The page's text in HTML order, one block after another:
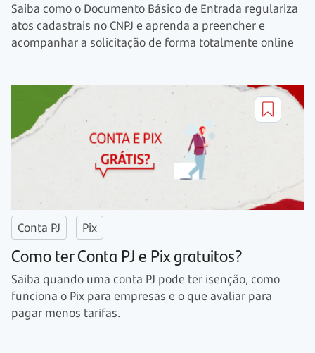
Saiba como o Documento Básico de Entrada regulariza
atos cadastrais no CNPJ e aprenda a preencher e
acompanhar a solicitação de forma totalmente online
Conta PJ Pix
Como ter Conta PJ e Pix gratuitos?
Saiba quando uma conta PJ pode ter isenção, como
funciona o Pix para empresas e o que avaliar para
pagar menos tarifas.